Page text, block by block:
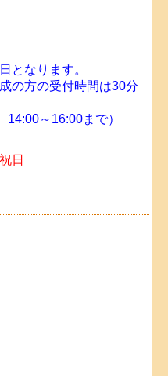
となります。
の方の受付時間は30分
～16:00まで）
日